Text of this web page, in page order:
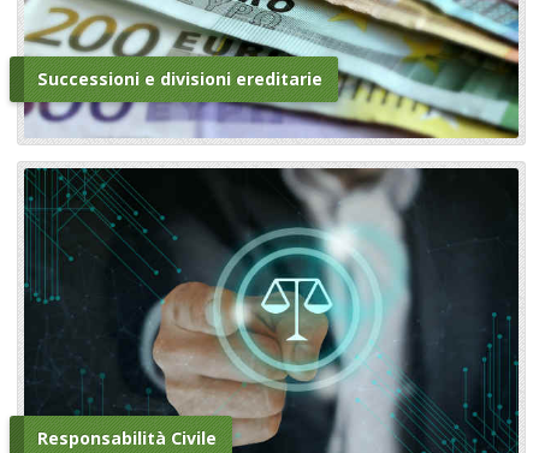
Successioni e divisioni ereditarie
Responsabilità Civile